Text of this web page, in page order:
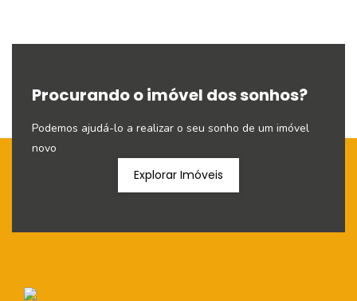
Procurando o imóvel dos sonhos?
Podemos ajudá-lo a realizar o seu sonho de um imóvel
novo
Explorar Imóveis